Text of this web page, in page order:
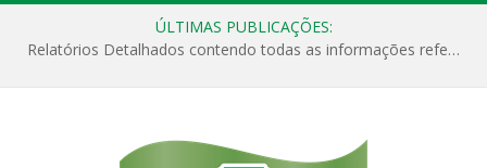
ÚLTIMAS PUBLICAÇÕES:
Relatórios Detalhados contendo todas as informações referentes a execução de recursos destinados ao fomento de projetos culturais no Município de Jacundá entre os anos de 2022 ao presente ano de 2026.